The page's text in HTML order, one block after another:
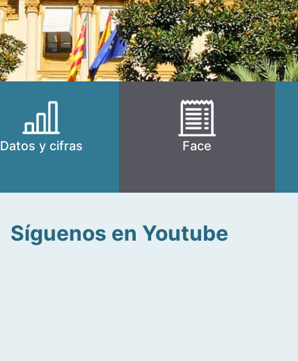
Datos y cifras Face
Síguenos en Youtube